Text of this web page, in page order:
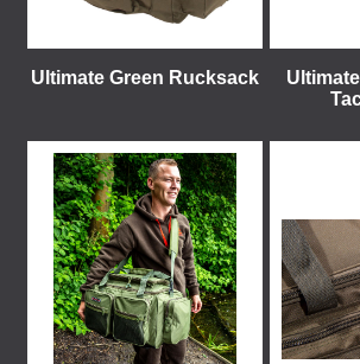
Ultimate Green Rucksack